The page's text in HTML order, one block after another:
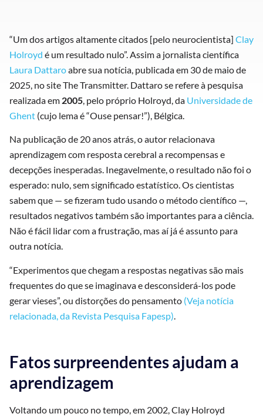
“Um dos artigos altamente citados [pelo neurocientista] Clay
Holroyd é um resultado nulo”. Assim a jornalista científica
Laura Dattaroabre sua notícia, publicada em 30 de maio de
2025, no site The Transmitter. Dattaro se refere à pesquisa
realizada em 2005, pelo próprio Holroyd, da Universidade de
Ghent (cujo lema é “Ouse pensar!”), Bélgica.
Na publicação de 20 anos atrás, o autor relacionava
aprendizagem com resposta cerebral a recompensas e
decepções inesperadas. Inegavelmente, o resultado não foi o
esperado: nulo, sem significado estatístico. Os cientistas
sabem que — se fizeram tudo usando o método científico —,
resultados negativos também são importantes para a ciência.
Não é fácil lidar com a frustração, mas aí já é assunto para
outra notícia.
“Experimentos que chegam a respostas negativas são mais
frequentes do que se imaginava e desconsiderá-los pode
gerar vieses”, ou distorções do pensamento (Veja notícia
relacionada, da Revista Pesquisa Fapesp).
Fatos surpreendentes ajudam a
aprendizagem
Voltando um pouco no tempo, em 2002, Clay Holroyd